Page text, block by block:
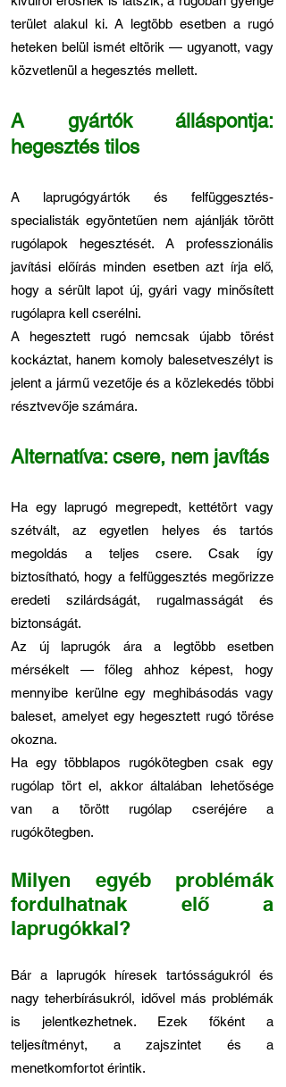
terület alakul ki. A legtöbb esetben a rugó
heteken belül ismét eltörik — ugyanott, vagy
közvetlenül a hegesztés mellett.
A gyártók álláspontja:
hegesztés tilos
A laprugógyártók és felfüggesztés-
specialisták egyöntetűen nem ajánlják törött
rugólapok hegesztését. A professzionális
javítási előírás minden esetben azt írja elő,
hogy a sérült lapot új, gyári vagy minősített
rugólapra kell cserélni.
A hegesztett rugó nemcsak újabb törést
kockáztat, hanem komoly balesetveszélyt is
jelent a jármű vezetője és a közlekedés többi
résztvevője számára.
Alternatíva: csere, nem javítás
Ha egy laprugó megrepedt, kettétört vagy
szétvált, az egyetlen helyes és tartós
megoldás a teljes csere. Csak így
biztosítható, hogy a felfüggesztés megőrizze
eredeti szilárdságát, rugalmasságát és
biztonságát.
Az új laprugók ára a legtöbb esetben
mérsékelt — főleg ahhoz képest, hogy
mennyibe kerülne egy meghibásodás vagy
baleset, amelyet egy hegesztett rugó törése
okozna.
Ha egy többlapos rugókötegben csak egy
rugólap tört el, akkor általában lehetősége
van a törött rugólap cseréjére a
rugókötegben.
Milyen egyéb problémák
fordulhatnak elő a
laprugókkal?
Bár a laprugók híresek tartósságukról és
nagy teherbírásukról, idővel más problémák
is jelentkezhetnek. Ezek főként a
teljesítményt, a zajszintet és a
menetkomfortot érintik.